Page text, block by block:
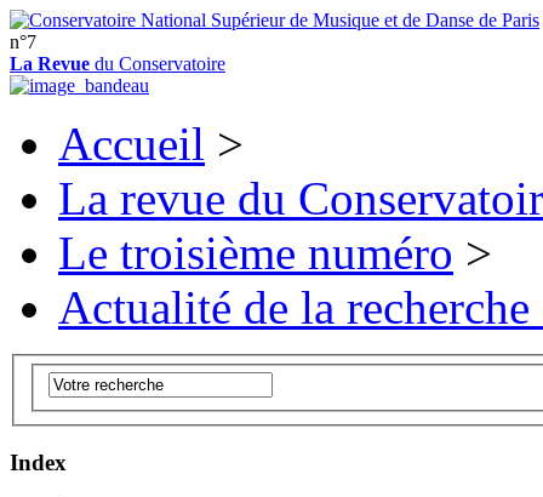
n°7
La Revue du Conservatoire
Accueil >
La revue du
Le troisième numéro >
Actualité de la
Index